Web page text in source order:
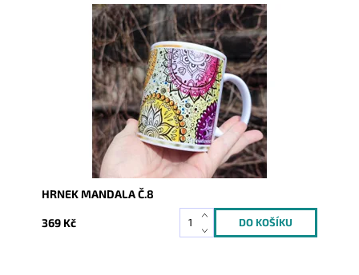
Dostupnost:
Skladem
8393
HRNEK MANDALA Č.8
369 Kč